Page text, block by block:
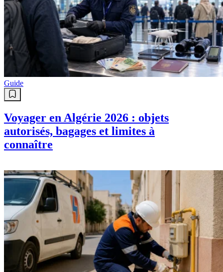
Guide
Voyager en Algérie 2026 : objets
autorisés, bagages et limites à
connaître